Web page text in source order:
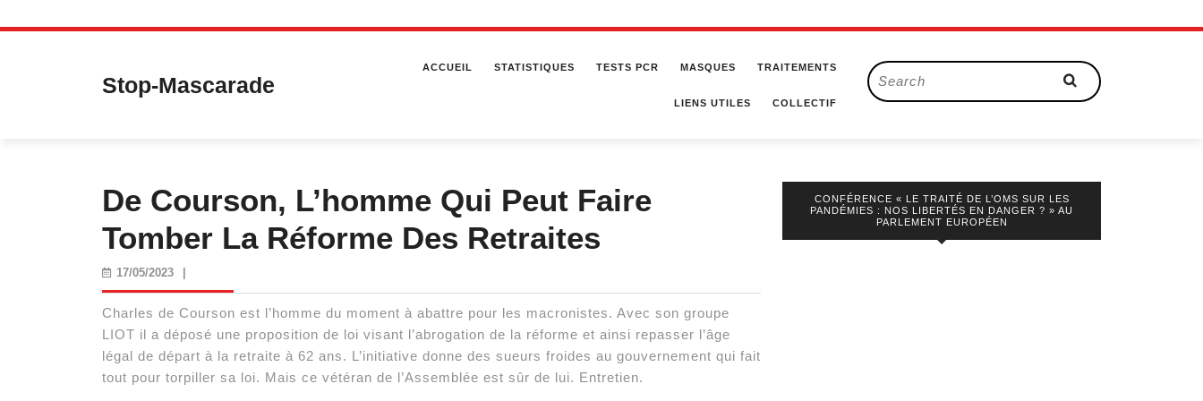
Skip
Stop-Mascarade
ACCUEIL STATISTIQUES TESTS PCR MASQUES TRAITEMENTS
LIENS UTILES COLLECTIF
Search
for:
De Courson, L’homme Qui Peut Faire
Tomber La Réforme Des Retraites
17/05/202317/05/2023
Charles de Courson est l’homme du moment à abattre pour les macronistes. Avec son groupe
LIOT il a déposé une proposition de loi visant l’abrogation de la réforme et ainsi repasser l’âge
légal de départ à la retraite à 62 ans. L’initiative donne des sueurs froides au gouvernement qui fait
tout pour torpiller sa loi. Mais ce vétéran de l’Assemblée est sûr de lui. Entretien.
CONFÉRENCE « LE TRAITÉ DE L’OMS SUR LES
PANDÉMIES : NOS LIBERTÉS EN DANGER ? » AU
PARLEMENT EUROPÉEN